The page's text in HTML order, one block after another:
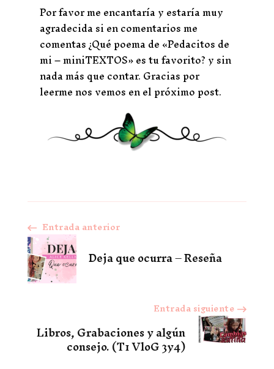
Por favor me encantaría y estaría muy
agradecida si en comentarios me
comentas ¿Qué poema de «Pedacitos de
mi – miniTEXTOS» es tu favorito? y sin
nada más que contar. Gracias por
leerme nos vemos en el próximo post.
Navegación
de
entradas
Entrada anterior
Deja que ocurra – Reseña
Entrada siguiente
Libros, Grabaciones y algún
consejo. (T1 VloG 3y4)